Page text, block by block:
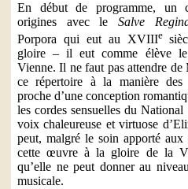
En début de programme, un
origines avec le Salve
Porpora qui eut au XVIIIe
gloire – il eut comme élève
Vienne. Il ne faut pas attendre
ce répertoire à la manière des
proche d’une conception
les cordes sensuelles du
voix chaleureuse et virtuose
peut, malgré le soin apporté aux
cette œuvre à la gloire de la
qu’elle ne peut donner au
musicale.